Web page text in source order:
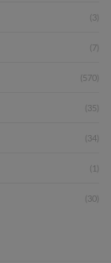
(3)
(7)
(570)
(35)
(34)
(1)
(30)